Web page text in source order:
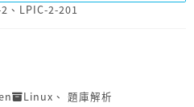
、 LPIC-2-201
Linux 、 題庫解析